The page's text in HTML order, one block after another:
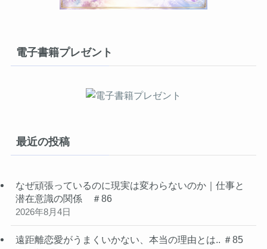
電子書籍プレゼント
最近の投稿
なぜ頑張っているのに現実は変わらないのか｜仕事と
潜在意識の関係 ＃86
2026年8月4日
遠距離恋愛がうまくいかない、本当の理由とは.. ＃85